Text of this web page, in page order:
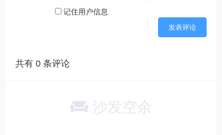
记住用户信息
共有0 条评论
沙发空余